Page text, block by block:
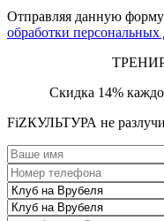
Отправляя данную
обработки
Скидка 14%
FiZКУЛЬТУРА не